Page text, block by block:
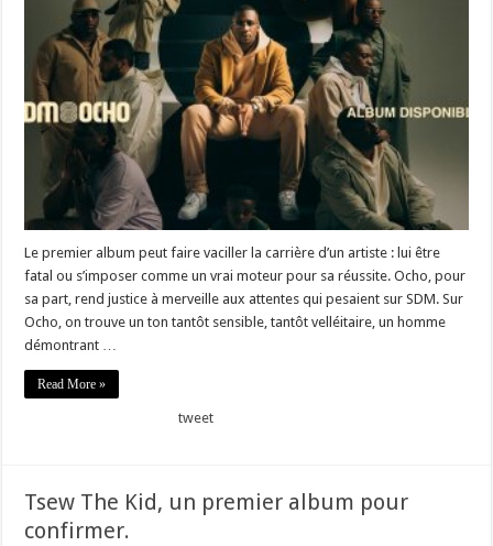
Le premier album peut faire vaciller la carrière d’un artiste : lui être
fatal ou s’imposer comme un vrai moteur pour sa réussite. Ocho, pour
sa part, rend justice à merveille aux attentes qui pesaient sur SDM. Sur
Ocho, on trouve un ton tantôt sensible, tantôt velléitaire, un homme
démontrant …
Read More »
tweet
Tsew The Kid, un premier album pour
confirmer.